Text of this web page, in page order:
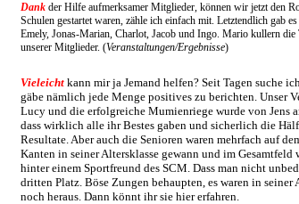
Dank der Hilfe aufmerksamer Mitglieder, können wir jetzt den
Schulen gestartet waren, zähle ich einfach mit. Letztendlich gab
Emely, Jonas-Marian, Charlot, Jacob und Ingo. Mario kullern
unserer Mitglieder. (Veranstaltungen/Ergebnisse)
Vieleicht kann mir ja Jemand helfen? Seit Tagen suche
gäbe nämlich jede Menge positives zu berichten. Unser
Lucy und die erfolgreiche Mumienriege wurde von Jens
dass wirklich alle ihr Bestes gaben und sicherlich die
Resultate. Aber auch die Senioren waren mehrfach auf
Kanten in seiner Altersklasse gewann und im
hinter einem Sportfreund des SCM. Dass man nicht
dritten Platz. Böse Zungen behaupten, es waren in
noch heraus. Dann könnt ihr sie hier erfahren.